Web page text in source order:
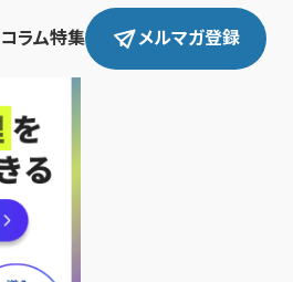
コラム特集 メルマガ登録